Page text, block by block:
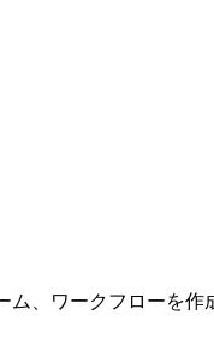
、ワークフローを作